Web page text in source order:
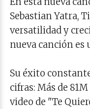
Sebastian Yatra,
versatilidad y
nueva canción es
Su éxito
cifras: Más de
video de "Te